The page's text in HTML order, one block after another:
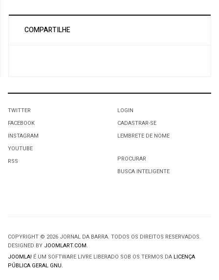
COMPARTILHE
TWITTER
FACEBOOK
INSTAGRAM
YOUTUBE
RSS
LOGIN
CADASTRAR-SE
LEMBRETE DE NOME
PROCURAR
BUSCA INTELIGENTE
COPYRIGHT © 2026 JORNAL DA BARRA. TODOS OS DIREITOS RESERVADOS.
DESIGNED BY JOOMLART.COM.
JOOMLA! É UM SOFTWARE LIVRE LIBERADO SOB OS TERMOS DA LICENÇA
PÚBLICA GERAL GNU.